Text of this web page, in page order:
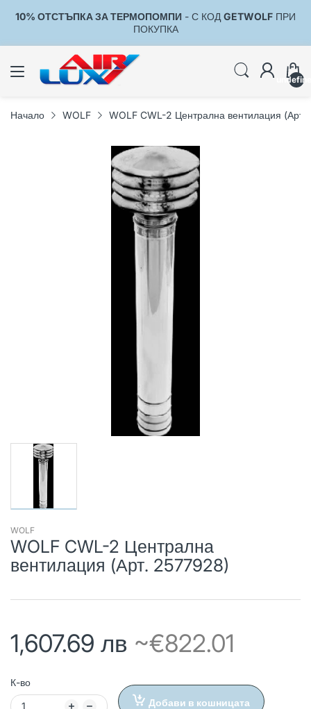
10% ОТСТЪПКА ЗА ТЕРМОПОМПИ - С КОД GETWOLF ПРИ
ПОКУПКА
Начало WOLF WOLF CWL-2 Централна вентилация
WOLF
WOLF CWL-2 Централна
вентилация (Арт. 2577928)
1,607.69 лв ~€822.01
К-во
Добави в кошницата